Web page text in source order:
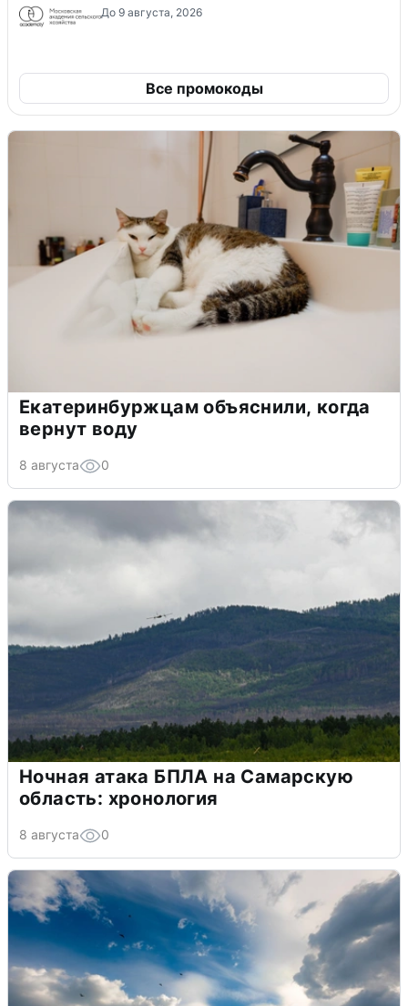
До 9 августа, 2026
Все промокоды
Екатеринбуржцам объяснили, когда
вернут воду
8 августа 0
Ночная атака БПЛА на Самарскую
область: хронология
8 августа 0